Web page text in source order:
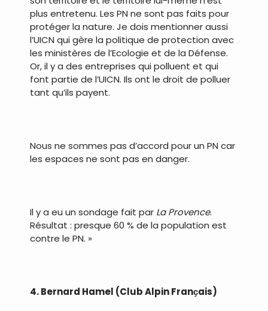
plus entretenu. Les PN ne sont pas faits pour
protéger la nature. Je dois mentionner aussi
l’UICN qui gère la politique de protection avec
les ministères de l’Ecologie et de la Défense.
Or, il y a des entreprises qui polluent et qui
font partie de l’UICN. Ils ont le droit de polluer
tant qu’ils payent.
Nous ne sommes pas d’accord pour un PN car
les espaces ne sont pas en danger.
Il y a eu un sondage fait par La Provence.
Résultat : presque 60 % de la population est
contre le PN. »
4. Bernard Hamel (Club Alpin Franҫais)